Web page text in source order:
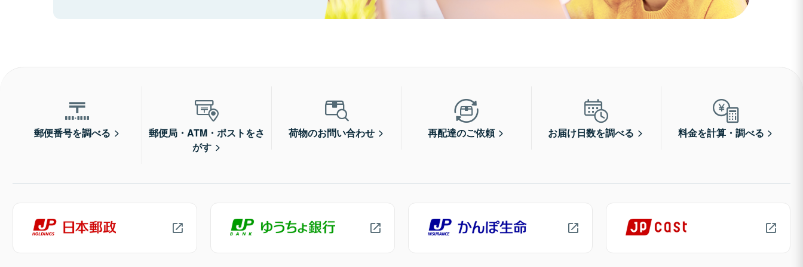
郵便番号を調べる
郵便局・ATM・ポストをさ
がす
荷物のお問い合わせ 再配達のご依頼 お届け日数を調べる 料金を計算・調べる